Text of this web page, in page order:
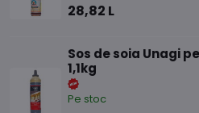
28,82 L
Sos de soia Unagi
1,1kg
Pe stoc